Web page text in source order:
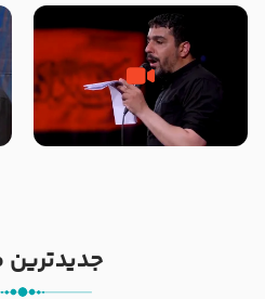
تک ، عبّاس، صاحب دل‌هاست –
حاج حنیف طاهری – عزاداری شب